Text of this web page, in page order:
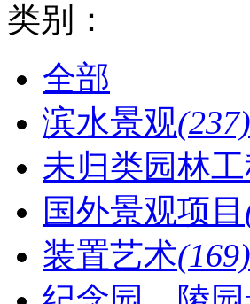
类别：
全部
滨水景观(237)
未归类园林
国外景观项目
装置艺术(169)